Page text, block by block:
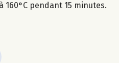
pendant 15 minutes.